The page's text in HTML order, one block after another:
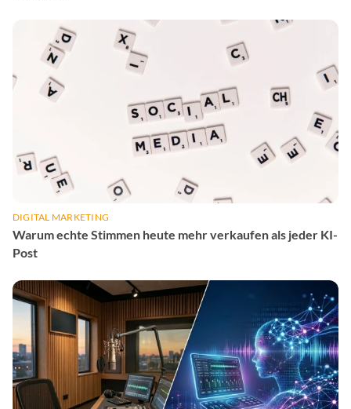
DIGITAL MARKETING
Warum echte Stimmen heute mehr verkaufen als jeder KI-
Post